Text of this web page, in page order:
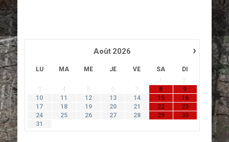
E
R
L
N
V
T
›
Août 2026
LU MA ME JE VE SA
DI
2
3
4 5 6 7 8
9
10
11 12 13 14 15
16
17
18 19 20 21 22
23
24
25 26 27 28 29
30
31